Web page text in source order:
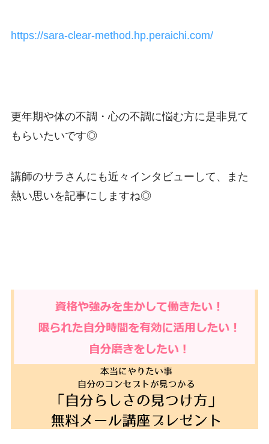
https://sara-clear-method.hp.peraichi.com/
更年期や体の不調・心の不調に悩む方に是非見て
もらいたいです◎
講師のサラさんにも近々インタビューして、また
熱い思いを記事にしますね◎